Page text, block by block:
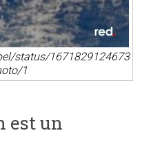
status/1671829124673
1
est un